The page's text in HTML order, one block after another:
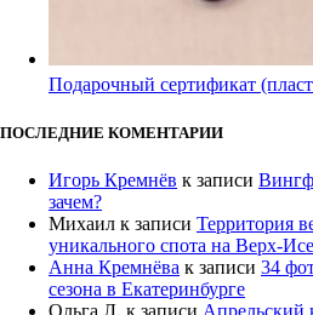
Подарочный сертификат
ПОСЛЕДНИЕ КОМЕНТАРИИ
Игорь Кремнёв к записи
зачем?
Михаил к записи Территория
уникального спота на Верх-
Анна Кремнёва к записи 34
сезона в Екатеринбурге
Ольга Л. к записи Апрельский